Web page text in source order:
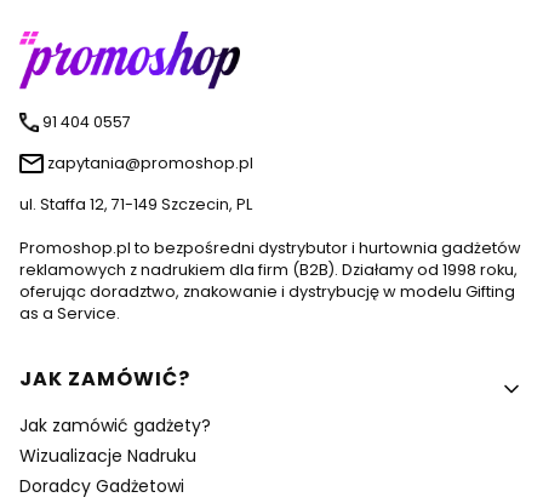
91 404 0557
zapytania@promoshop.pl
ul. Staffa 12, 71-149 Szczecin, PL
Promoshop.pl to bezpośredni dystrybutor i hurtownia gadżetów
reklamowych z nadrukiem dla firm (B2B). Działamy od 1998 roku,
oferując doradztwo, znakowanie i dystrybucję w modelu Gifting
as a Service.
Linki w stopce
JAK ZAMÓWIĆ?
Jak zamówić gadżety?
Wizualizacje Nadruku
Doradcy Gadżetowi